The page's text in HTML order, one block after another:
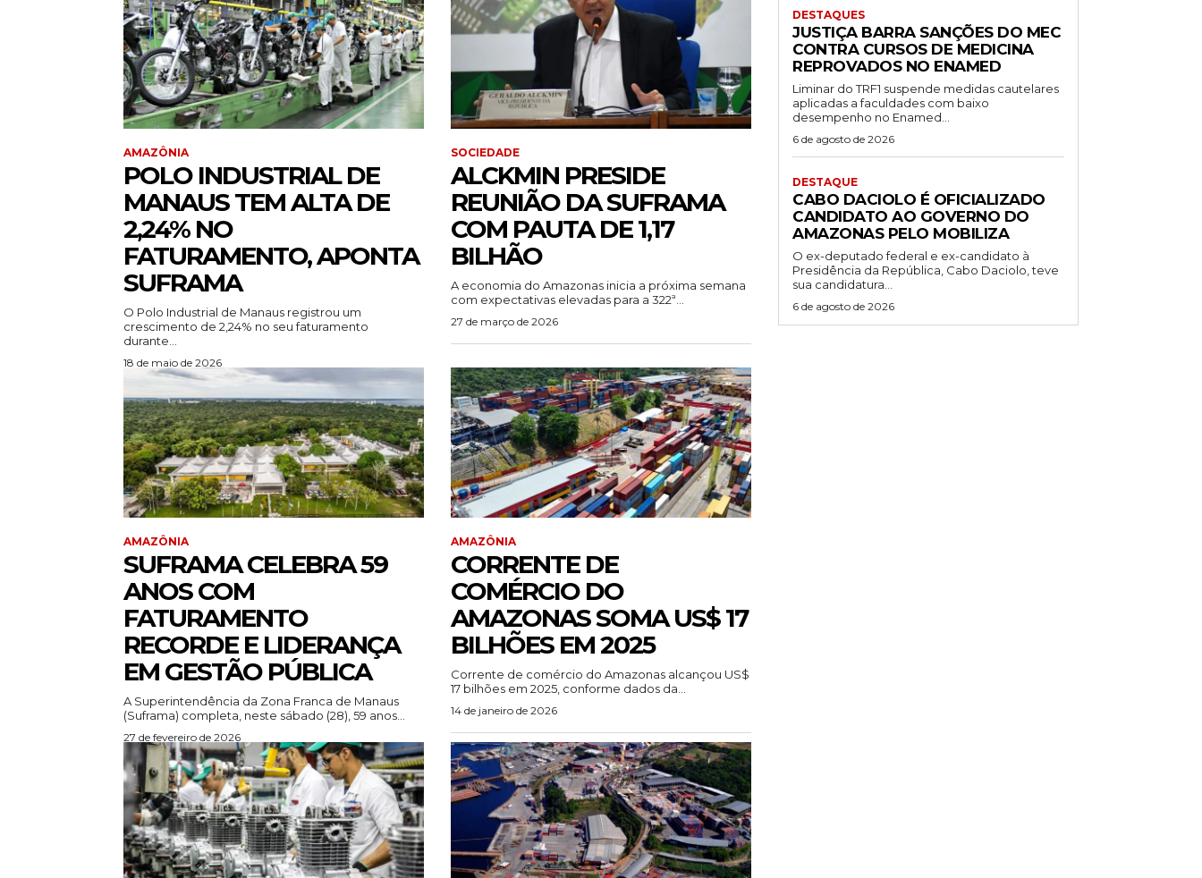
AMAZÔNIA
POLO INDUSTRIAL DE
MANAUS TEM ALTA DE
2,24% NO
FATURAMENTO, APONTA
SUFRAMA
O Polo Industrial de Manaus registrou um
crescimento de 2,24% no seu faturamento
durante...
18 de maio de 2026
SOCIEDADE
ALCKMIN PRESIDE
REUNIÃO DA SUFRAMA
COM PAUTA DE 1,17
BILHÃO
A economia do Amazonas inicia a próxima semana
com expectativas elevadas para a 322ª...
27 de março de 2026
AMAZÔNIA
SUFRAMA CELEBRA 59
ANOS COM
FATURAMENTO
RECORDE E LIDERANÇA
EM GESTÃO PÚBLICA
A Superintendência da Zona Franca de Manaus
(Suframa) completa, neste sábado (28), 59 anos...
27 de fevereiro de 2026
AMAZÔNIA
CORRENTE DE
COMÉRCIO DO
AMAZONAS SOMA US$ 17
BILHÕES EM 2025
Corrente de comércio do Amazonas alcançou US$
17 bilhões em 2025, conforme dados da...
14 de janeiro de 2026
DESTAQUES
JUSTIÇA BARRA SANÇÕES DO MEC
CONTRA CURSOS DE MEDICINA
REPROVADOS NO ENAMED
Liminar do TRF1 suspende medidas cautelares
aplicadas a faculdades com baixo
desempenho no Enamed...
6 de agosto de 2026
DESTAQUE
CABO DACIOLO É OFICIALIZADO
CANDIDATO AO GOVERNO DO
AMAZONAS PELO MOBILIZA
O ex-deputado federal e ex-candidato à
Presidência da República, Cabo Daciolo, teve
sua candidatura...
6 de agosto de 2026